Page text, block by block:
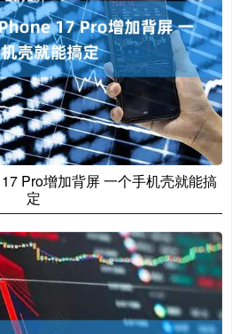
Pro增加背屏 一个手机壳就能搞
定